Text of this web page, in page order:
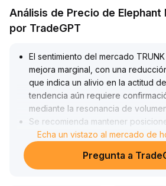
Análisis de Precio de Elephant
por TradeGPT
El sentimiento del mercado
mejora marginal, con una
que indica un alivio en la actitud
tendencia aún requiere
mediante la resonancia de
Se recomienda mantener
plazo, establecer stops rigurosos
atención a los niveles clave de
así como a los cambios en el
Echa un vistazo al mercado de
Pregunta a